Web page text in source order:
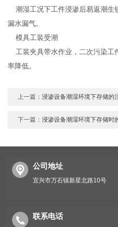
潮湿工况下工件浸渗后易返潮生
漏水漏气。
模具工装受潮
工装夹具带水作业，二次污染工
率降低。
上一篇：浸渗设备潮湿环境下存储的
下一篇：浸渗设备潮湿环境下存储时
公司地址
宜兴市万石镇新星北路10号
联系电话